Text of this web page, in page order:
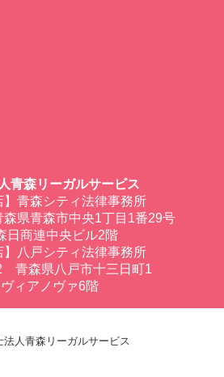
青森リーガルサービス
】青森シティ法律事務所
県青森市中央1丁目1番29号
商連中央ビル2階
】八戸シティ法律事務所
青森県八戸市十三日町1
ィアノヴァ6階
法人青森リーガルサービス